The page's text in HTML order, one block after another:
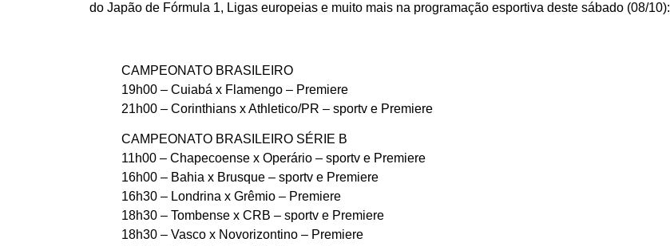
do Japão de Fórmula 1, Ligas europeias e muito mais na programação esportiva deste sábado (08/10):
CAMPEONATO BRASILEIRO
19h00 – Cuiabá x Flamengo – Premiere
21h00 – Corinthians x Athletico/PR – sportv e Premiere
CAMPEONATO BRASILEIRO SÉRIE B
11h00 – Chapecoense x Operário – sportv e Premiere
16h00 – Bahia x Brusque – sportv e Premiere
16h30 – Londrina x Grêmio – Premiere
18h30 – Tombense x CRB – sportv e Premiere
18h30 – Vasco x Novorizontino – Premiere